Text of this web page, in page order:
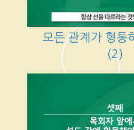
모든 관계가 형통
(2)